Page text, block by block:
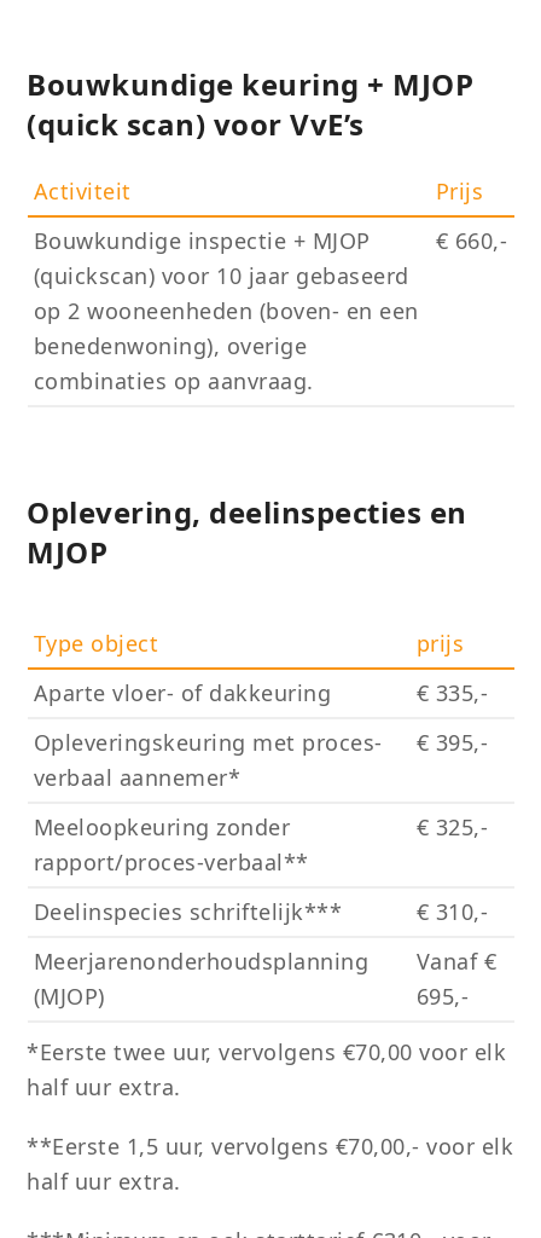
Bouwkundige keuring + MJOP
(quick scan) voor VvE’s
Activiteit
Prijs
Bouwkundige inspectie + MJOP
(quickscan) voor 10 jaar gebaseerd
op 2 wooneenheden (boven- en een
benedenwoning), overige
combinaties op aanvraag.
€ 660,-
Oplevering, deelinspecties en
MJOP
Type object
prijs
Aparte vloer- of dakkeuring
€ 335,-
Opleveringskeuring met proces-
verbaal aannemer*
€ 395,-
Meeloopkeuring zonder
rapport/proces-verbaal**
€ 325,-
Deelinspecies schriftelijk***
€ 310,-
Meerjarenonderhoudsplanning
(MJOP)
Vanaf €
695,-
*Eerste twee uur, vervolgens €70,00 voor elk
half uur extra.
**Eerste 1,5 uur, vervolgens €70,00,- voor elk
half uur extra.